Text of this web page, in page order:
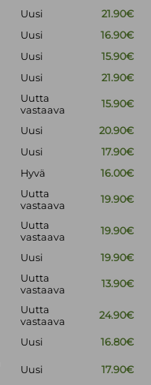
Uusi
21.90€
Uusi
16.90€
Uusi
15.90€
Uusi 21.90€
Uutta
vastaava
15.90€
Uusi
20.90€
Uusi
17.90€
Hyvä 16.00€
Uutta
vastaava
19.90€
Uutta
vastaava
19.90€
Uusi 19.90€
Uutta
vastaava
13.90€
Uutta
vastaava
24.90€
Uusi
16.80€
Uusi 17.90€